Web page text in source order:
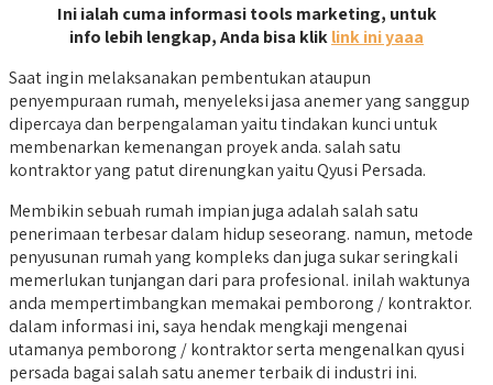
Ini ialah cuma informasi tools marketing, untuk
info lebih lengkap, Anda bisa kliklink ini yaaa
Saat ingin melaksanakan pembentukan ataupun
penyempuraan rumah, menyeleksi jasa anemer yang sanggup
dipercaya dan berpengalaman yaitu tindakan kunci untuk
membenarkan kemenangan proyek anda. salah satu
kontraktor yang patut direnungkan yaitu Qyusi Persada.
Membikin sebuah rumah impian juga adalah salah satu
penerimaan terbesar dalam hidup seseorang. namun, metode
penyusunan rumah yang kompleks dan juga sukar seringkali
memerlukan tunjangan dari para profesional. inilah waktunya
anda mempertimbangkan memakai pemborong / kontraktor.
dalam informasi ini, saya hendak mengkaji mengenai
utamanya pemborong / kontraktor serta mengenalkan qyusi
persada bagai salah satu anemer terbaik di industri ini.